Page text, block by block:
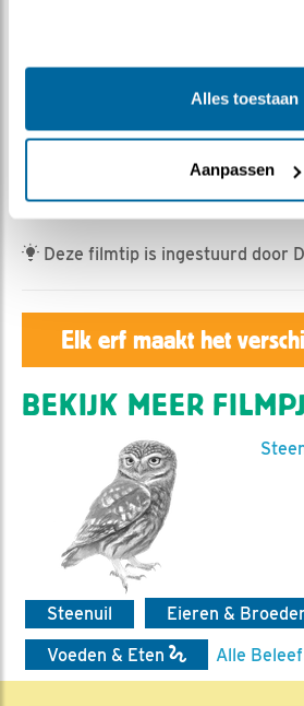
Alles toestaan
Aanpassen
Gezellig alleen
leuk| Bewaar dit filmpje|
Deze filmtip is ingestuurd door
Elk erf maakt het
BEKIJK MEER
Steenuil
Eieren &
Voeden & Eten
Alle